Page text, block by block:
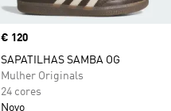
Price
€ 120
SAPATILHAS SAMBA OG
Mulher Originals
24 cores
Novo